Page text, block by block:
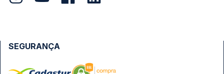
SEGURANÇA